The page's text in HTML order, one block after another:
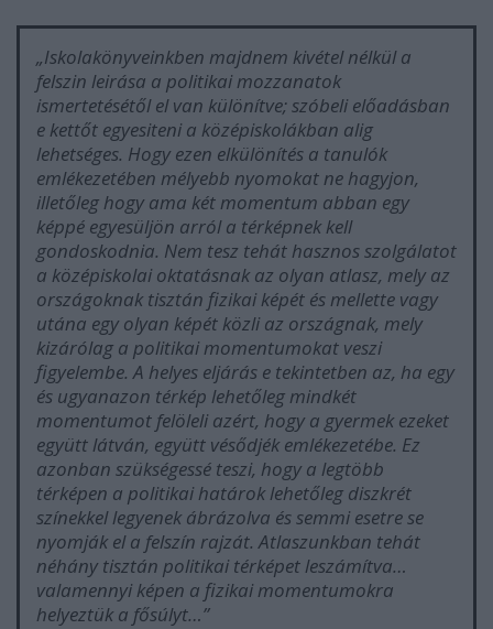
„Iskolakönyveinkben majdnem kivétel nélkül a
felszin leirása a politikai mozzanatok
ismertetésétől el van különítve; szóbeli előadásban
e kettőt egyesiteni a középiskolákban alig
lehetséges. Hogy ezen elkülönítés a tanulók
emlékezetében mélyebb nyomokat ne hagyjon,
illetőleg hogy ama két momentum abban egy
képpé egyesüljön arról a térképnek kell
gondoskodnia. Nem tesz tehát hasznos szolgálatot
a középiskolai oktatásnak az olyan atlasz, mely az
országoknak tisztán fizikai képét és mellette vagy
utána egy olyan képét közli az országnak, mely
kizárólag a politikai momentumokat veszi
figyelembe. A helyes eljárás e tekintetben az, ha egy
és ugyanazon térkép lehetőleg mindkét
momentumot felöleli azért, hogy a gyermek ezeket
együtt látván, együtt vésődjék emlékezetébe. Ez
azonban szükségessé teszi, hogy a legtöbb
térképen a politikai határok lehetőleg diszkrét
színekkel legyenek ábrázolva és semmi esetre se
nyomják el a felszín rajzát. Atlaszunkban tehát
néhány tisztán politikai térképet leszámítva…
valamennyi képen a fizikai momentumokra
helyeztük a fősúlyt…”